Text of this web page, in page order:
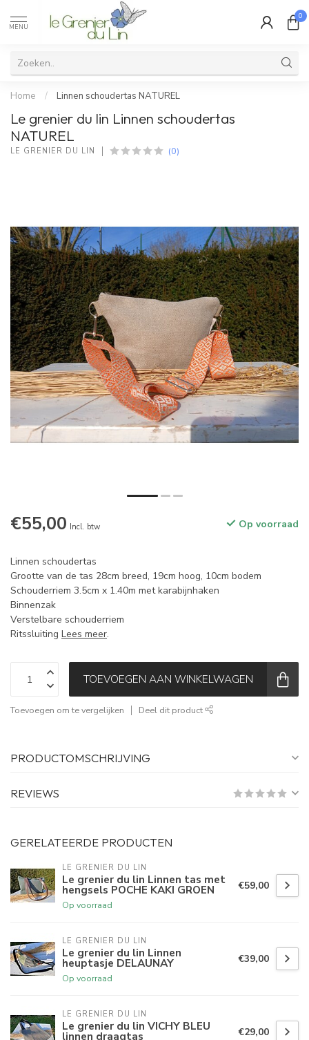
MENU
0
Home / Linnen schoudertas NATUREL
Le grenier du lin Linnen schoudertas
NATUREL
LE GRENIER DU LIN (0)
€55,00 Incl. btw Op voorraad
Linnen schoudertas
Grootte van de tas 28cm breed, 19cm hoog, 10cm bodem
Schouderriem 3.5cm x 1.40m met karabijnhaken
Binnenzak
Verstelbare schouderriem
Ritssluiting Lees meer.
TOEVOEGEN AAN WINKELWAGEN
Toevoegen om te vergelijken Deel dit product
PRODUCTOMSCHRIJVING
REVIEWS
GERELATEERDE PRODUCTEN
LE GRENIER DU LIN
Le grenier du lin Linnen tas met
hengsels POCHE KAKI GROEN
Op voorraad
€59,00
LE GRENIER DU LIN
Le grenier du lin Linnen
heuptasje DELAUNAY
Op voorraad
€39,00
LE GRENIER DU LIN
Le grenier du lin VICHY BLEU
linnen draagtas €29,00